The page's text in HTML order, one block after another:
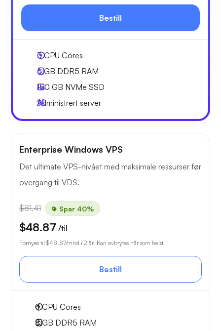
Bestill
3CPU Cores
6 GB DDR5 RAM
150 GB NVMe SSD
Administrert server
Enterprise Windows VPS
Det ultimate VPS-nivået med maksimale ressurser før
overgang til VDS.
$81.41 Spar 40%
$48.87 /til
Fornyes til $48.87/mnd i 2 år. Kan avbrytes når som helst.
Bestill
4CPU Cores
8 GB DDR5 RAM